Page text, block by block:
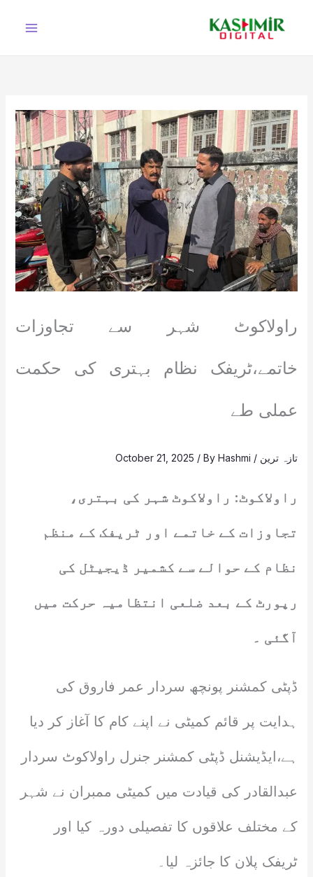
راولاکوٹ شہر سے تجاوزات
خاتمے،ٹریفک نظام بہتری کی حکمت
عملی طے
تازہ ترین /
October 21, 2025 / ByHashmi
راولاکوٹ: راولاکوٹ شہر کی بہتری،
تجاوزات کے خاتمے اور ٹریفک کے منظم
نظام کے حوالے سے کشمیر ڈیجیٹل کی
رپورٹ کے بعد ضلعی انتظامیہ حرکت میں
آگئی ۔
ڈپٹی کمشنر پونچھ سردار عمر فاروق کی
ہدایت پر قائم کمیٹی نے اپنے کام کا آغاز کر دیا
ہے،ایڈیشنل ڈپٹی کمشنر جنرل راولاکوٹ سردار
عبدالقادر کی قیادت میں کمیٹی ممبران نے شہر
کے مختلف علاقوں کا تفصیلی دورہ کیا اور
ٹریفک پلان کا جائزہ لیا۔